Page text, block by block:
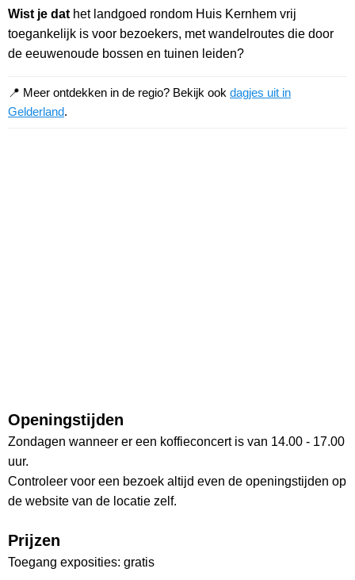
Wist je dat het landgoed rondom Huis Kernhem vrij
toegankelijk is voor bezoekers, met wandelroutes die door
de eeuwenoude bossen en tuinen leiden?
📍 Meer ontdekken in de regio? Bekijk ook dagjes uit in
Gelderland.
Openingstijden
Zondagen wanneer er een koffieconcert is van 14.00 - 17.00
uur.
Controleer voor een bezoek altijd even de openingstijden op
de website van de locatie zelf.
Prijzen
Toegang exposities: gratis